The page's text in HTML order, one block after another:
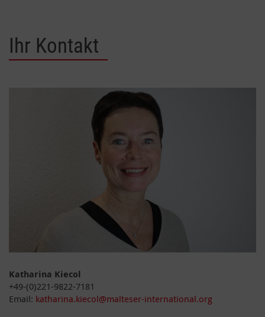
Ihr Kontakt
Katharina Kiecol
+49-(0)221-9822-7181
Email: katharina.kiecol@malteser-international.org